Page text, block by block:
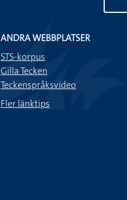
ANDRA WEBBPLATSER
STS-korpus
Gilla Tecken
Teckenspråksvideo
Fler länktips